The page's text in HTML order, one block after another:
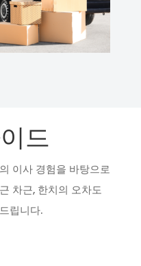
드
이사 경험을 바탕으로
차근, 한치의 오차도
립니다.